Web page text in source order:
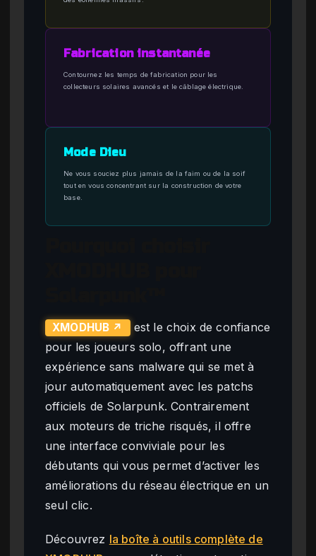
Fabrication instantanée
Contournez les temps de fabrication pour les
collecteurs solaires avancés et le câblage électrique.
Mode Dieu
Ne vous souciez plus jamais de la faim ou de la soif
tout en vous concentrant sur la construction de votre
base.
XMODHUB ↗
est le choix de confiance
pour les joueurs solo, offrant une
expérience sans malware qui se met à
jour automatiquement avec les patchs
officiels de Solarpunk. Contrairement
aux moteurs de triche risqués, il offre
une interface conviviale pour les
débutants qui vous permet d’activer les
améliorations du réseau électrique en un
seul clic.
Découvrez la boîte à outils complète de